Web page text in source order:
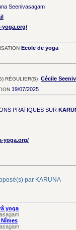
Seenivasagam
yoga.org/
Ecole de yoga
RÉGULIER(S) Cécile
19/07/2025
PRATIQUES SUR
yoga.org/
par KARUNA
yoga
Nîmes